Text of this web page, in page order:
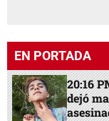
EN PORTADA
20:16
dejó